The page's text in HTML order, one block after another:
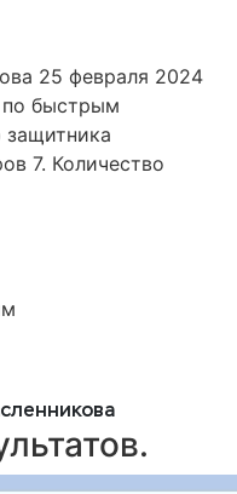
25 февраля 2024
по быстрым
7. Количество